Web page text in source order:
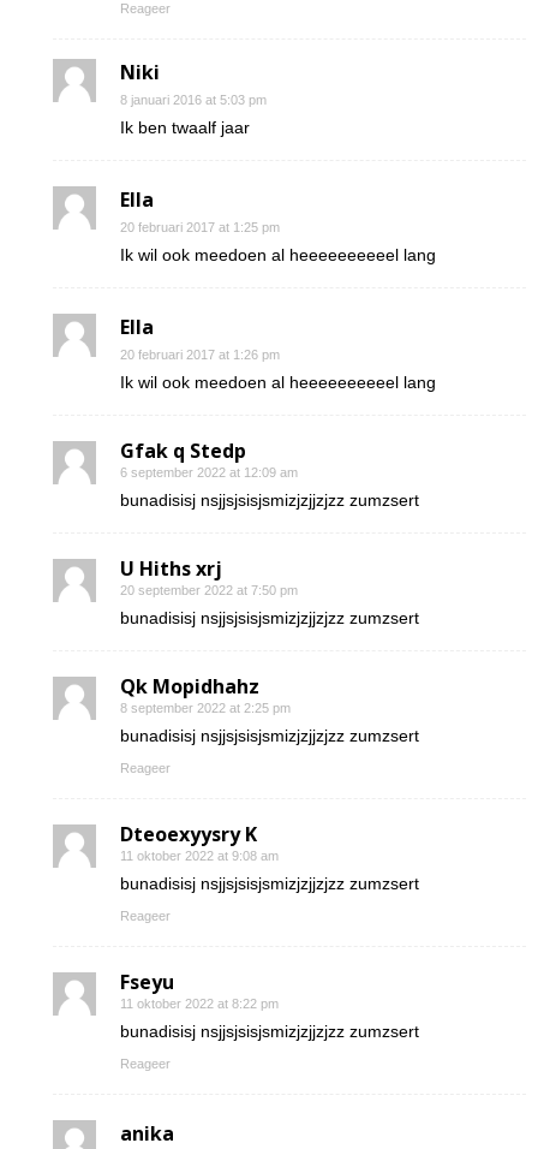
Reageer
Niki
8 januari 2016 at 5:03 pm
Ik ben twaalf jaar
Ella
20 februari 2017 at 1:25 pm
Ik wil ook meedoen al heeeeeeeeeel lang
Ella
20 februari 2017 at 1:26 pm
Ik wil ook meedoen al heeeeeeeeeel lang
Gfak q Stedp
6 september 2022 at 12:09 am
bunadisisj nsjjsjsisjsmizjzjjzjzz zumzsert
U Hiths xrj
20 september 2022 at 7:50 pm
bunadisisj nsjjsjsisjsmizjzjjzjzz zumzsert
Qk Mopidhahz
8 september 2022 at 2:25 pm
bunadisisj nsjjsjsisjsmizjzjjzjzz zumzsert
Reageer
Dteoexyysry K
11 oktober 2022 at 9:08 am
bunadisisj nsjjsjsisjsmizjzjjzjzz zumzsert
Reageer
Fseyu
11 oktober 2022 at 8:22 pm
bunadisisj nsjjsjsisjsmizjzjjzjzz zumzsert
Reageer
anika